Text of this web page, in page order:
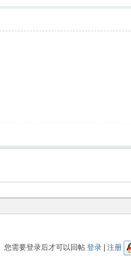
您需要登录后才可以回帖 登录| 注册